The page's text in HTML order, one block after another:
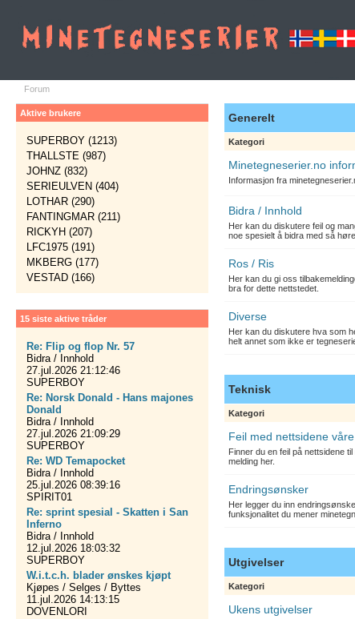
Forum
Aktive brukere
SUPERBOY (1213)
THALLSTE (987)
JOHNZ (832)
SERIEULVEN (404)
LOTHAR (290)
FANTINGMAR (211)
RICKYH (207)
LFC1975 (191)
MKBERG (177)
VESTAD (166)
15 siste aktive tråder
Re: Flip og flop Nr. 57
Bidra / Innhold
27.jul.2026 21:12:46
SUPERBOY
Re: Norsk Donald - Hans majones
Donald
Bidra / Innhold
27.jul.2026 21:09:29
SUPERBOY
Re: WD Temapocket
Bidra / Innhold
25.jul.2026 08:39:16
SPIRIT01
Re: sprint spesial - Skatten i San
Inferno
Bidra / Innhold
12.jul.2026 18:03:32
SUPERBOY
W.i.t.c.h. blader ønskes kjøpt
Kjøpes / Selges / Byttes
11.jul.2026 14:13:15
DOVENLORI
Generelt
Kategori
Minetegneserier.no
Informasjon fra
Bidra / Innhold
Her kan du diskutere feil og
noe spesielt å bidra med så
Ros / Ris
Her kan du gi oss
bra for dette nettstedet.
Diverse
Her kan du diskutere hva som
helt annet som ikke er
Teknisk
Kategori
Feil med nettsidene våre
Finner du en feil på nettsidene
melding her.
Endringsønsker
Her legger du inn
funksjonalitet du mener
Utgivelser
Kategori
Ukens utgivelser